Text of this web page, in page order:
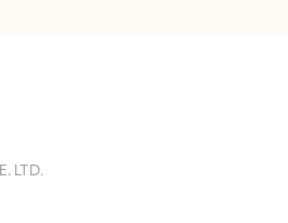
市合伙, 品牌联营, 区域洽谈)
은 안개 낀 산과 찻잔 장면
든 크림 - Mint
구조, 부자연스러운 신체
LTD.